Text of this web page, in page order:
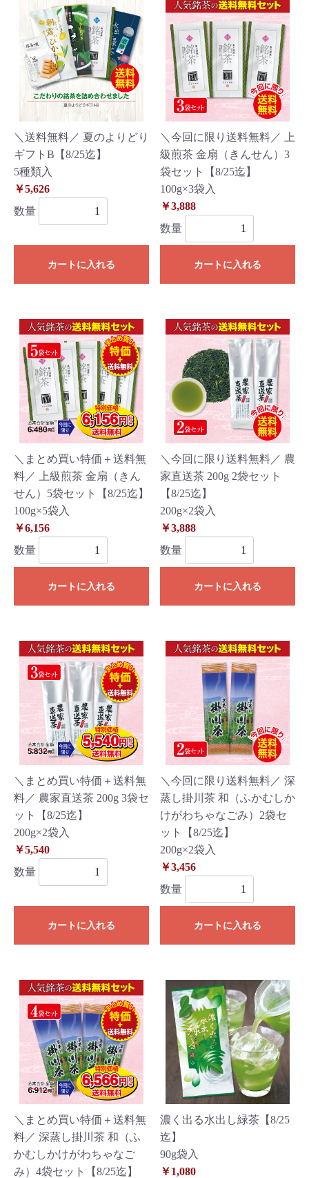
＼送料無料／ 夏のよりどり
ギフトB【8/25迄】
5種類入
￥5,626
数量
カートに入れる
＼今回に限り送料無料／ 上
級煎茶 金扇（きんせん）3
袋セット【8/25迄】
100g×3袋入
￥3,888
数量
カートに入れる
＼まとめ買い特価＋送料無
料／ 上級煎茶 金扇（きん
せん）5袋セット【8/25迄】
100g×5袋入
￥6,156
数量
カートに入れる
＼今回に限り送料無料／ 農
家直送茶 200g 2袋セット
【8/25迄】
200g×2袋入
￥3,888
数量
カートに入れる
＼まとめ買い特価＋送料無
料／ 農家直送茶 200g 3袋セ
ット【8/25迄】
200g×2袋入
￥5,540
数量
カートに入れる
＼今回に限り送料無料／ 深
蒸し掛川茶 和（ふかむしか
けがわちゃなごみ）2袋セ
ット【8/25迄】
200g×2袋入
￥3,456
数量
カートに入れる
＼まとめ買い特価＋送料無
料／ 深蒸し掛川茶 和（ふ
かむしかけがわちゃなご
み）4袋セット【8/25迄】
濃く出る水出し緑茶【8/25
迄】
90g袋入
￥1,080